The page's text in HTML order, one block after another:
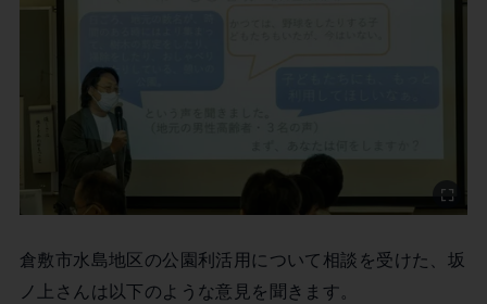
倉敷市水島地区の公園利活用について相談を受けた、坂
ノ上さんは以下のような意見を聞きます。